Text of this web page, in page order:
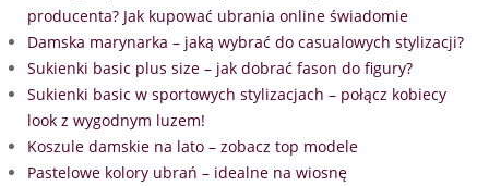
producenta? Jak kupować ubrania online świadomie
Damska marynarka – jaką wybrać do casualowych stylizacji?
Sukienki basic plus size – jak dobrać fason do figury?
Sukienki basic w sportowych stylizacjach – połącz kobiecy
look z wygodnym luzem!
Koszule damskie na lato – zobacz top modele
Pastelowe kolory ubrań – idealne na wiosnę